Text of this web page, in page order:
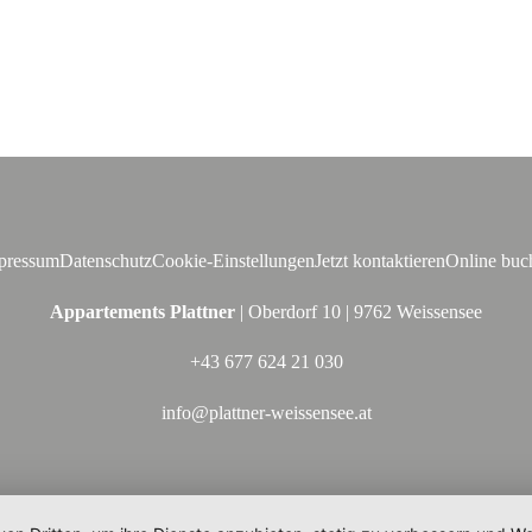
DatenschutzCookie-EinstellungenJetzt kontaktierenOnline
Appartements Plattner | Oberdorf 10 | 9762 Weissensee
+43 677 624 21 030
info@plattner-weissensee.at